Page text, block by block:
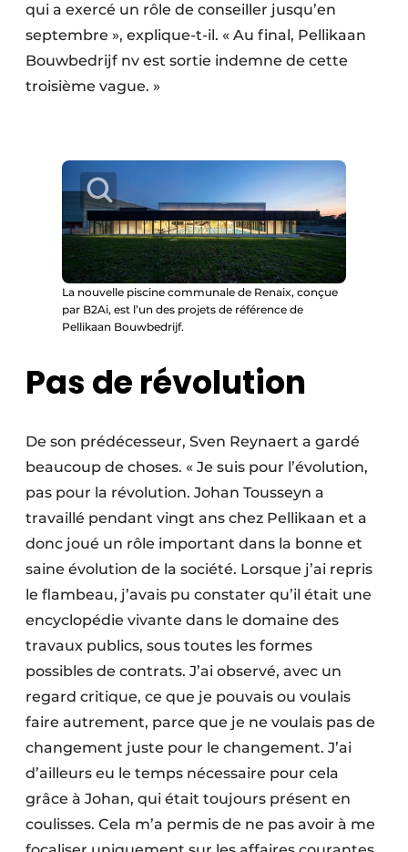
qui a exercé un rôle de conseiller jusqu’en
septembre », explique-t-il. « Au final, Pellikaan
Bouwbedrijf nv est sortie indemne de cette
troisième vague. »
La nouvelle piscine communale de Renaix, conçue
par B2Ai, est l’un des projets de référence de
Pellikaan Bouwbedrijf.
Pas de révolution
De son prédécesseur, Sven Reynaert a gardé
beaucoup de choses. « Je suis pour l’évolution,
pas pour la révolution. Johan Tousseyn a
travaillé pendant vingt ans chez Pellikaan et a
donc joué un rôle important dans la bonne et
saine évolution de la société. Lorsque j’ai repris
le flambeau, j’avais pu constater qu’il était une
encyclopédie vivante dans le domaine des
travaux publics, sous toutes les formes
possibles de contrats. J’ai observé, avec un
regard critique, ce que je pouvais ou voulais
faire autrement, parce que je ne voulais pas de
changement juste pour le changement. J’ai
d’ailleurs eu le temps nécessaire pour cela
grâce à Johan, qui était toujours présent en
coulisses. Cela m’a permis de ne pas avoir à me